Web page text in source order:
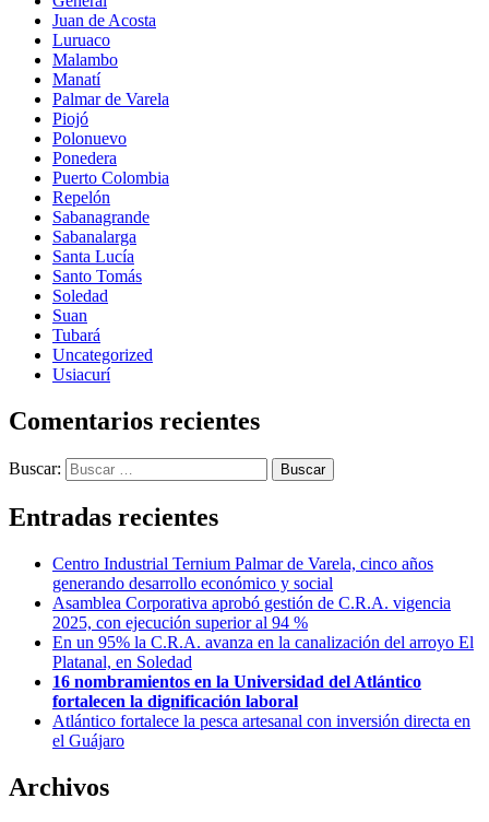
Juan de Acosta
Luruaco
Malambo
Manatí
Palmar de Varela
Piojó
Polonuevo
Ponedera
Puerto Colombia
Repelón
Sabanagrande
Sabanalarga
Santa Lucía
Santo Tomás
Soledad
Suan
Tubará
Uncategorized
Usiacurí
Comentarios recientes
Buscar:
Entradas recientes
Centro Industrial Ternium Palmar de Varela, cinco años
generando desarrollo económico y social
Asamblea Corporativa aprobó gestión de C.R.A. vigencia
2025, con ejecución superior al 94 %
En un 95% la C.R.A. avanza en la canalización del arroyo El
Platanal, en Soledad
16 nombramientos en la Universidad del Atlántico
fortalecen la dignificación laboral
Atlántico fortalece la pesca artesanal con inversión directa en
el Guájaro
Archivos